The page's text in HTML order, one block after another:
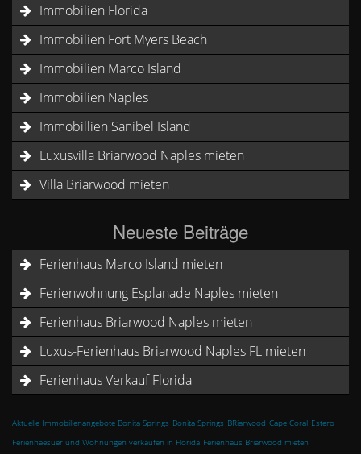
Immobilien Florida
Immobilien Fort Myers Beach
Immobilien Marco Island
Immobilien Naples
Immobillien Sanibel Island
Luxusvilla Briarwood Naples mieten
Villa Briarwood mieten
Neueste Beiträge
Ferienhaus Marco Island mieten
Ferienwohnung Esplanade Naples mieten
Ferienhaus Briarwood Naples mieten
Luxus-Ferienhaus Briarwood Naples FL mieten
Ferienhaus Verkauf Florida
Aktuelle Immobilienangebote Bonita Springs Bonita Springs BRiarwood Cape Coral Estero
Ferienhaesuer und Wohnungen verkaufen in Florida Ferienhaus Briarwood mieten